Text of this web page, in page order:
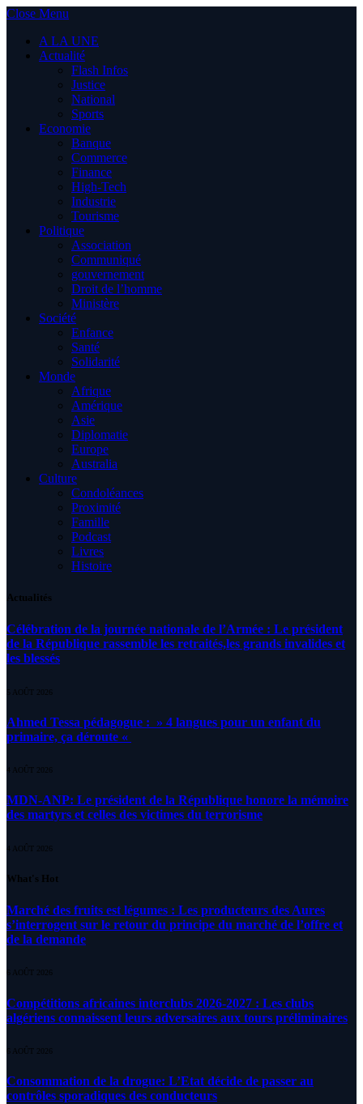
Close Menu
A LA UNE
Actualité
Flash Infos
Justice
National
Sports
Economie
Banque
Commerce
Finance
High-Tech
Industrie
Tourisme
Politique
Association
Communiqué
gouvernement
Droit de l’homme
Ministère
Société
Enfance
Santé
Solidarité
Monde
Afrique
Amérique
Asie
Diplomatie
Europe
Australia
Culture
Condoléances
Proximité
Famille
Podcast
Livres
Histoire
Actualités
Célébration de la journée nationale de l’Armée : Le président
de la République rassemble les retraités,les grands invalides et
les blessés
5 AOÛT 2026
Ahmed Tessa pédagogue : » 4 langues pour un enfant du
primaire, ça déroute «
4 AOÛT 2026
MDN-ANP: Le président de la République honore la mémoire
des martyrs et celles des victimes du terrorisme
4 AOÛT 2026
What's Hot
Marché des fruits est légumes : Les producteurs des Aures
s’interrogent sur le retour du principe du marché de l’offre et
de la demande
6 AOÛT 2026
Compétitions africaines interclubs 2026-2027 : Les clubs
algériens connaissent leurs adversaires aux tours préliminaires
6 AOÛT 2026
Consommation de la drogue: L’Etat décide de passer au
contrôles sporadiques des conducteurs